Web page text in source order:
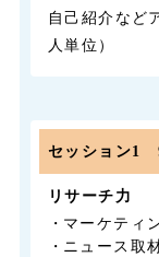
自己紹介など
人単位）
セッション1
リサーチ力
・マーケティ
・ニュース取